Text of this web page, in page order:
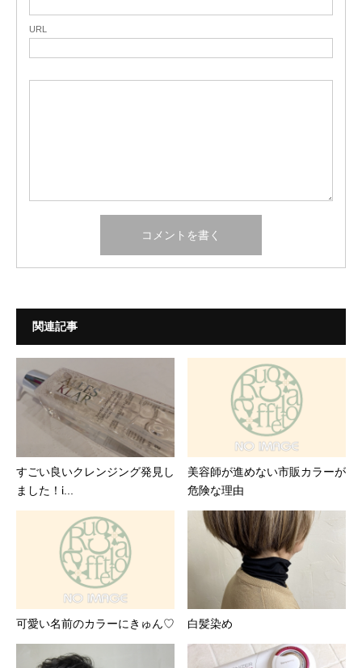
URL
関連記事
すごい良いクレンジング発見し
ました！ἱ...
美容師が進めない市販カラーが
危険な理由
可愛い名前のカラーにきゅん♡ 白髪染め